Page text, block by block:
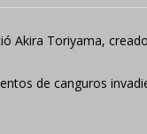
Akira Toriyama,
de canguros